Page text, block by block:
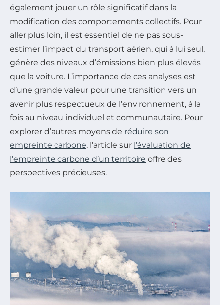
également jouer un rôle significatif dans la
modification des comportements collectifs. Pour
aller plus loin, il est essentiel de ne pas sous-
estimer l’impact du transport aérien, qui à lui seul,
génère des niveaux d’émissions bien plus élevés
que la voiture. L’importance de ces analyses est
d’une grande valeur pour une transition vers un
avenir plus respectueux de l’environnement, à la
fois au niveau individuel et communautaire. Pour
explorer d’autres moyens de réduire son
empreinte carbone, l’article sur l’évaluation de
l’empreinte carbone d’un territoire offre des
perspectives précieuses.